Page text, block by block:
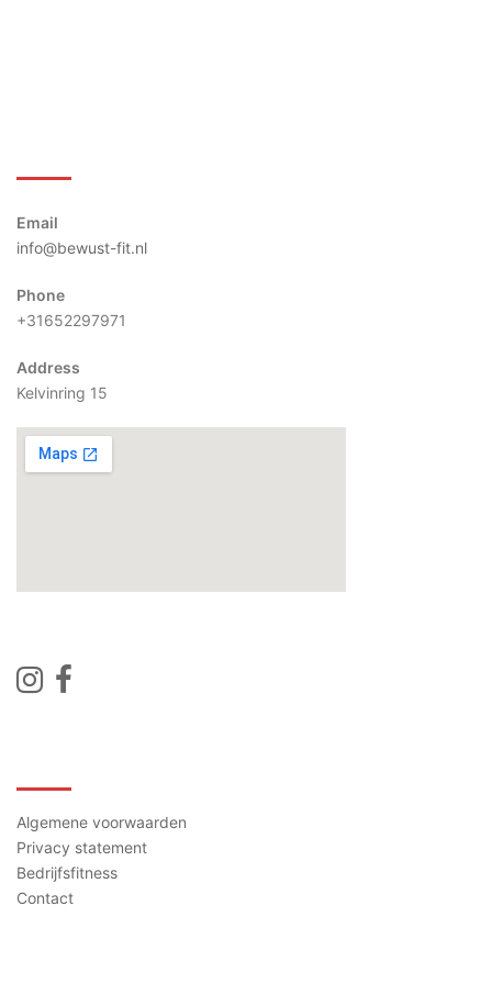
Email
info@bewust-fit.nl
Phone
+31652297971
Address
Kelvinring 15
Algemene voorwaarden
Privacy statement
Bedrijfsfitness
Contact